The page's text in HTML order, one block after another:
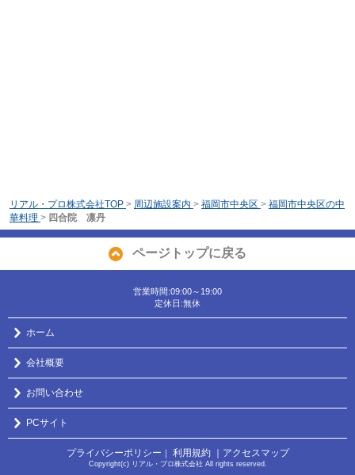
リアル・プロ株式会社TOP > 周辺施設案内 > 福岡市中央区 > 福岡市中央区の中
華料理 > 四合院 凛丹
ページトップに戻る
営業時間:09:00～19:00
定休日:無休
ホーム
会社概要
お問い合わせ
PCサイト
プライバシーポリシー ｜ 利用規約 ｜アクセスマップ
Copyright(c) リアル・プロ株式会社 All rights reserved.